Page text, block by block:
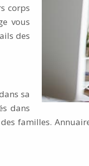
corps
vous
des
sa
dans
familles.